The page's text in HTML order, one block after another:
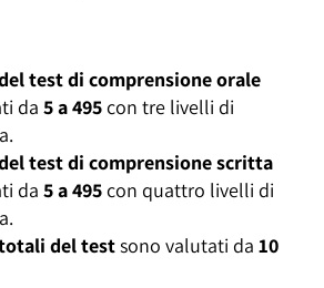
test di comprensione orale
da 5 a 495con tre livelli di
test di comprensione scritta
da 5 a 495con quattro livelli di
del testsono valutati da 10